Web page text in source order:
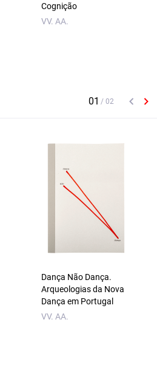
Cognição
VV. AA.
Dança Não Dança.
Arqueologias da Nova
Dança em Portugal
VV. AA.